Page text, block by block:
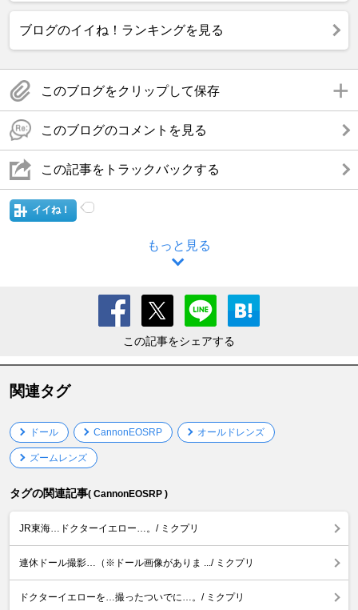
ブログのイイね！ランキングを見る
このブログをクリップして保存
このブログのコメントを見る
この記事をトラックバックする
イイね！
もっと見る
この記事をシェアする
関連タグ
ドール CannonEOSRP オールドレンズ
ズームレンズ
タグの関連記事( CannonEOSRP )
JR東海…ドクターイエロー…。/ ミクプリ
連休ドール撮影…（※ドール画像がありま .../ ミクプリ
ドクターイエローを…撮ったついでに…。/ ミクプリ